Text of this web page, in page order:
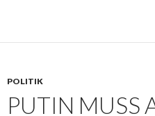
POLITIK
PUTIN MUSS